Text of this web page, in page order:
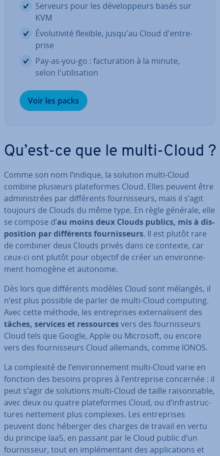
Serveurs pour les dé­ve­lop­peurs basés sur
KVM
Évo­lu­ti­vité flexible, jusqu'au Cloud d'en­tre­
prise
Pay-as-you-go : fac­tu­ra­tion à la minute,
selon l'uti­li­sa­tion
Voir les packs
Qu’est-ce que le multi-Cloud ?
Comme son nom l’indique, la solution multi-Cloud
combine plusieurs pla­te­formes Cloud. Elles peuvent être
ad­mi­nis­trées par dif­fé­rents four­nis­seurs, mais il s’agit
toujours de Clouds du même type. En règle générale, elle
se compose d’au moins deux Clouds publics, mis à dis­
po­si­tion par dif­fé­rents four­nis­seurs. Il est plutôt rare
de combiner deux Clouds privés dans ce contexte, car
ceux-ci ont plutôt pour objectif de créer un en­vi­ron­ne­
ment homogène et autonome.
Dès lors que dif­fé­rents modèles Cloud sont mélangés, il
n’est plus possible de parler de multi-Cloud computing.
Avec cette méthode, les en­tre­prises ex­ter­na­li­sent des
tâches, services et res­sourcesvers des four­nis­seurs
Cloud tels que Google, Apple ou Microsoft, ou encore
vers des four­nis­seurs Cloud allemands, comme IONOS.
La com­plexité de l’en­vi­ron­ne­ment multi-Cloud varie en
fonction des besoins propres à l’en­tre­prise concernée : il
peut s’agir de solutions multi-Cloud de taille rai­son­nable,
avec deux ou quatre pla­te­formes Cloud, ou d’in­fras­truc­
tures nettement plus complexes. Les en­tre­prises
peuvent donc héberger des charges de travail en vertu
du principe IaaS, en passant par le Cloud public d’un
four­nis­seur, tout en im­plé­men­tant des ap­pli­ca­tions et